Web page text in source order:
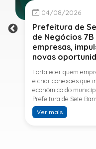
04/08/2026
Prefeitura de
de Negócios
empresas,
novas
Fortalecer quem
e criar conexões que
econômico do
Prefeitura de Sete
Municipal de Turismo
promove na próxima
Ver mais